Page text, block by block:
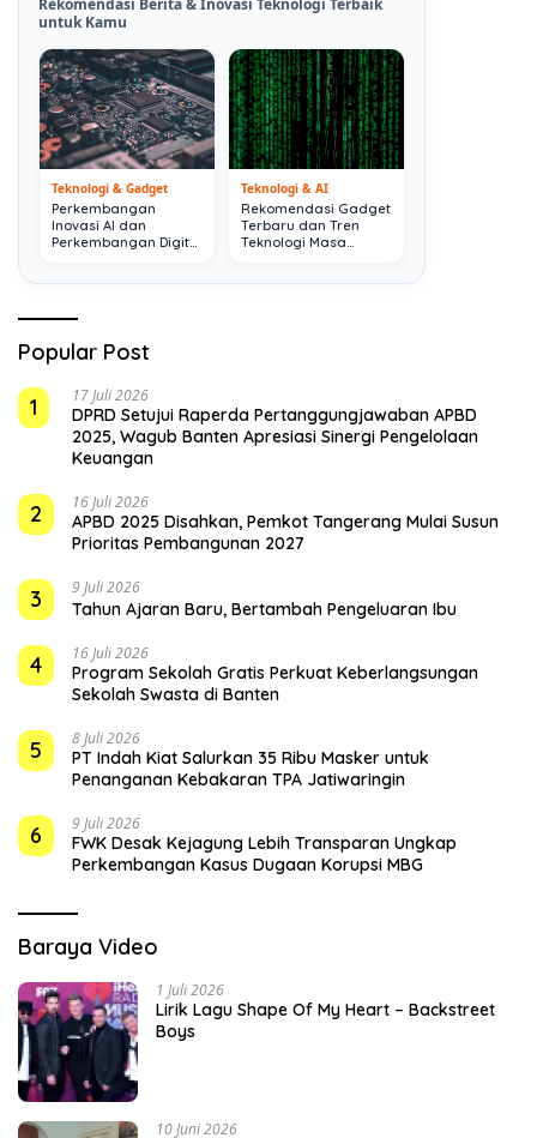
Rekomendasi Berita & Inovasi Teknologi Terbaik
untuk Kamu
Teknologi & Gadget
Perkembangan
Inovasi AI dan
Perkembangan Digital
Teknologi & AI
Rekomendasi Gadget
Terbaru dan Tren
Teknologi Masa
Popular Post
1
17 Juli 2026
DPRD Setujui Raperda Pertanggungjawaban APBD
2025, Wagub Banten Apresiasi Sinergi Pengelolaan
Keuangan
2 16 Juli 2026
APBD 2025 Disahkan, Pemkot Tangerang Mulai Susun
Prioritas Pembangunan 2027
3 9 Juli 2026
Tahun Ajaran Baru, Bertambah Pengeluaran Ibu
4 16 Juli 2026
Program Sekolah Gratis Perkuat Keberlangsungan
Sekolah Swasta di Banten
5 8 Juli 2026
PT Indah Kiat Salurkan 35 Ribu Masker untuk
Penanganan Kebakaran TPA Jatiwaringin
6 9 Juli 2026
FWK Desak Kejagung Lebih Transparan Ungkap
Perkembangan Kasus Dugaan Korupsi MBG
Baraya Video
1 Juli 2026
Lirik Lagu Shape Of My Heart – Backstreet
Boys
10 Juni 2026